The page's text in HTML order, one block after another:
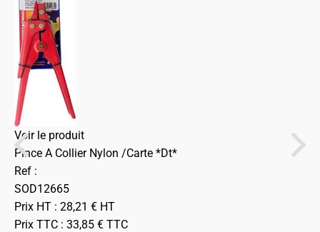
Voir le produit
Pince A Collier Nylon /Carte *Dt*
Ref :
SOD12665
Prix HT : 28,21 € HT
Prix TTC : 33,85 € TTC